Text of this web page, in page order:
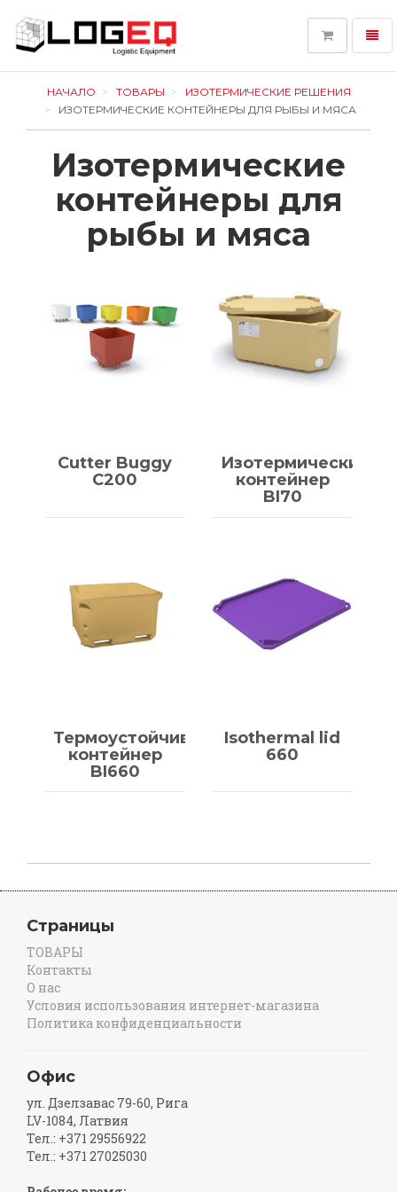
LOGEQ
НАЧАЛО ТОВАРЫ
ИЗОТЕРМИЧЕСКИЕ РЕШЕНИЯ
ИЗОТЕРМИЧЕСКИЕ КОНТЕЙНЕРЫ ДЛЯ РЫБЫ И МЯСА
Изотермические
контейнеры для
рыбы и мяса
Cutter Buggy
C200
Изотермический
контейнер
BI70
Термоустойчивый
контейнер
BI660
Isothermal lid
660
Страницы
ТОВАРЫ
Контакты
О нас
Условия использования интернет-магазина
Политика конфиденциальности
Офис
ул. Дзелзавас 79-60, Рига
LV-1084, Латвия
Тел.: +371 29556922
Тел.: +371 27025030